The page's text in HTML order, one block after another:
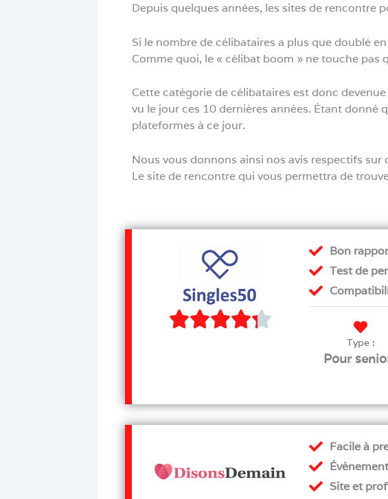
Depuis quelques années, les sites de rencontre
Si le nombre de célibataires a plus que doublé
Comme quoi, le « célibat boom » ne touche pas
Cette catégorie de célibataires est donc
vu le jour ces 10 dernières années. Étant donné
plateformes à ce jour.
Nous vous donnons ainsi nos avis respectifs
Le site de rencontre qui vous permettra de
Bon
Test de
Type :
Pour
Facile à
Site et